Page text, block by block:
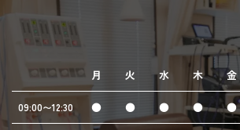
月 火 水 木 金
09:00〜12:30 ● ● ● ● ●